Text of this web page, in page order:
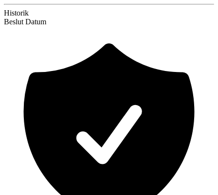
Historik
Beslut Datum